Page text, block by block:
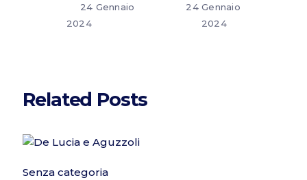
24 Gennaio
2024
24 Gennaio
2024
Related Posts
Senza categoria